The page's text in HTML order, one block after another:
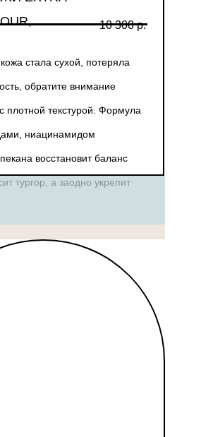
10 300 р.
стала сухой, потеряла
обратите внимание
плотной текстурой. Формула
ниацинамидом
восстановит баланс
тургор, а заодно укрепит